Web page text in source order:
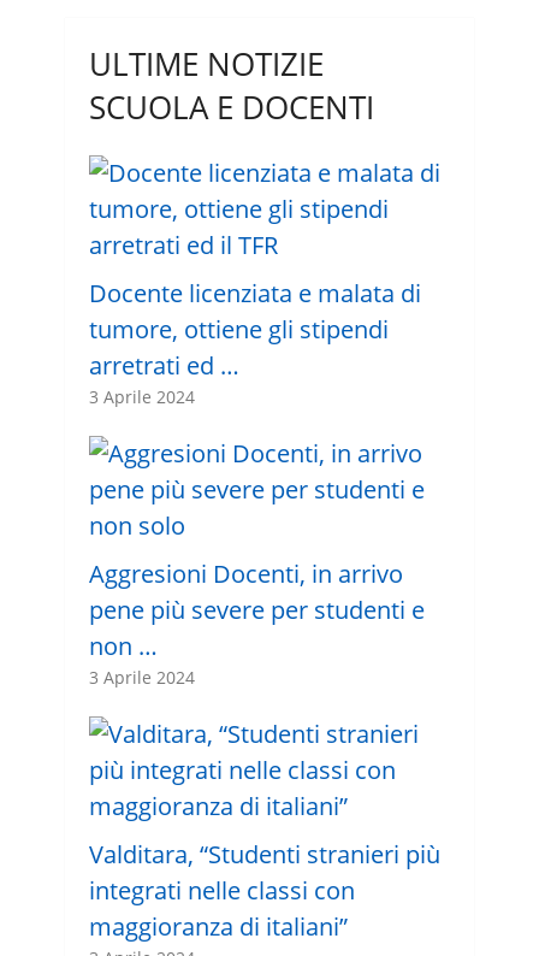
ULTIME NOTIZIE
SCUOLA E DOCENTI
Docente licenziata e malata di
tumore, ottiene gli stipendi
arretrati ed …
3 Aprile 2024
Aggresioni Docenti, in arrivo
pene più severe per studenti e
non …
3 Aprile 2024
Valditara, “Studenti stranieri più
integrati nelle classi con
maggioranza di italiani”